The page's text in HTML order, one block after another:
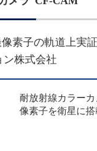
素子の軌道上実証
ン株式会社
耐放射線カラー
像素子を衛星に